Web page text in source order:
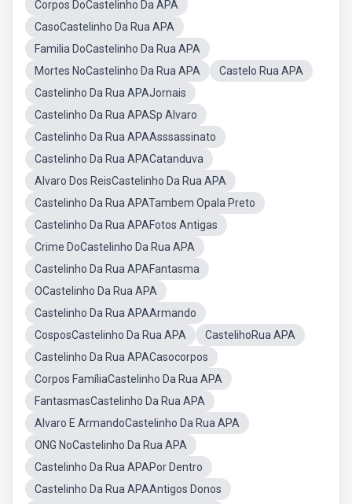
Corpos DoCastelinho Da APA
CasoCastelinho Da Rua APA
Familia DoCastelinho Da Rua APA
Mortes NoCastelinho Da Rua APA
Castelo Rua APA
Castelinho Da Rua APAJornais
Castelinho Da Rua APASp Alvaro
Castelinho Da Rua APAAsssassinato
Castelinho Da Rua APACatanduva
Alvaro Dos ReisCastelinho Da Rua APA
Castelinho Da Rua APATambem Opala Preto
Castelinho Da Rua APAFotos Antigas
Crime DoCastelinho Da Rua APA
Castelinho Da Rua APAFantasma
OCastelinho Da Rua APA
Castelinho Da Rua APAArmando
CosposCastelinho Da Rua APA
CastelihoRua APA
Castelinho Da Rua APACasocorpos
Corpos FamíliaCastelinho Da Rua APA
FantasmasCastelinho Da Rua APA
Alvaro E ArmandoCastelinho Da Rua APA
ONG NoCastelinho Da Rua APA
Castelinho Da Rua APAPor Dentro
Castelinho Da Rua APAAntigos Donos